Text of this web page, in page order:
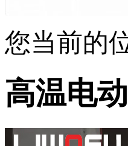
您当前的
高温电